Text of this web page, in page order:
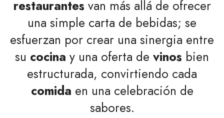
restaurantes van más allá de ofrecer
una simple carta de bebidas; se
esfuerzan por crear una sinergia entre
su cocina y una oferta de vinos bien
estructurada, convirtiendo cada
comida en una celebración de
sabores.